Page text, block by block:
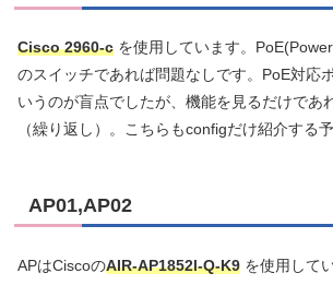
Cisco 2960-c を使用しています。
のスイッチであれば問題なしです。PoE対応
いうのが盲点でしたが、機能を見るだけであ
（繰り返し）。こちらもconfigだけ紹介する予
AP01,AP02
APはCiscoのAIR-AP1852l-Q-K9 を使用して